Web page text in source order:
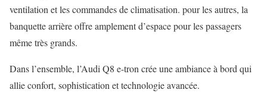
ventilation et les commandes de climatisation. pour les autres, la
banquette arrière offre amplement d’espace pour les passagers
même très grands.
Dans l’ensemble, l’Audi Q8 e-tron crée une ambiance à bord qui
allie confort, sophistication et technologie avancée.